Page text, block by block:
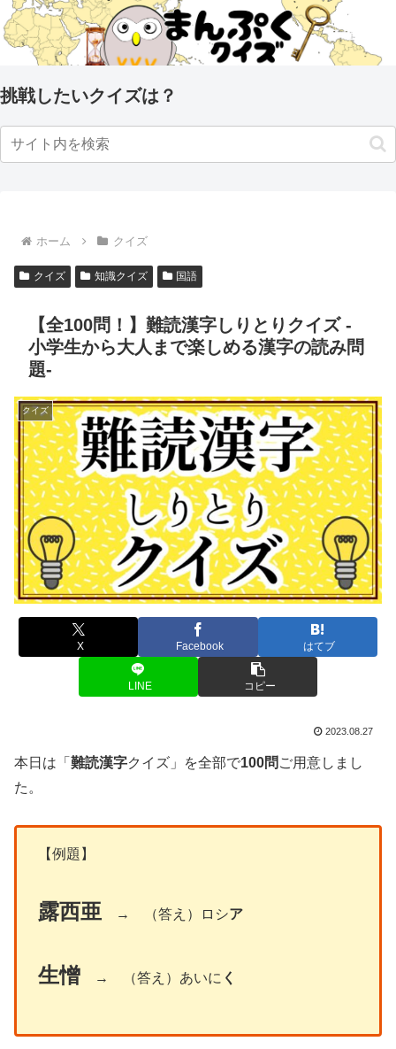
挑戦したいクイズは？
ホーム クイズ
クイズ 知識クイズ 国語
【全100問！】難読漢字しりとりクイズ -
小学生から大人まで楽しめる漢字の読み問
題-
クイズ
X Facebook はてブ
LINE コピー
2023.08.27
本日は「 難読漢字クイズ」を全部で100問 ご用意しまし
た。
【例題】
露西亜 → （答え）ロシア
生憎 → （答え）あいに く